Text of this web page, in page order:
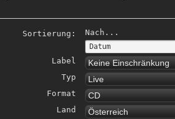
Sortierung:
Nach...
Label Keine Einschränkung
Typ Live
Format CD
Land Österreich